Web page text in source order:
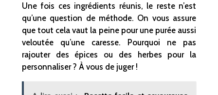
Une fois ces ingrédients réunis, le reste n’est
qu’une question de méthode. On vous assure
que tout cela vaut la peine pour une purée aussi
veloutée qu’une caresse. Pourquoi ne pas
rajouter des épices ou des herbes pour la
personnaliser ? À vous de juger !